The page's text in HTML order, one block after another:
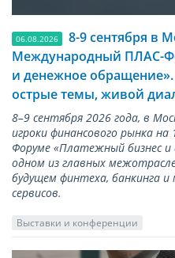
06.08.2026
8-9 сентября в
Международный ПЛАС-
и денежное
острые темы, живой
8–9 сентября 2026 года, в
игроки финансового рынка
Форуме «Платежный бизнес
одном из главных
будущем финтеха, банкинга
сервисов.
Выставки и конференции